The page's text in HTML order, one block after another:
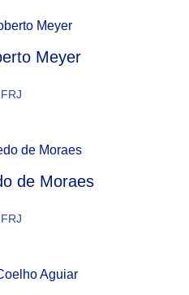
Meyer
de Moraes